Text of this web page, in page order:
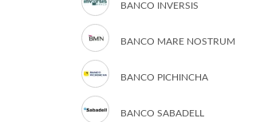
BANCO INVERSIS
BANCO MARE NOSTRUM
BANCO PICHINCHA
BANCO SABADELL